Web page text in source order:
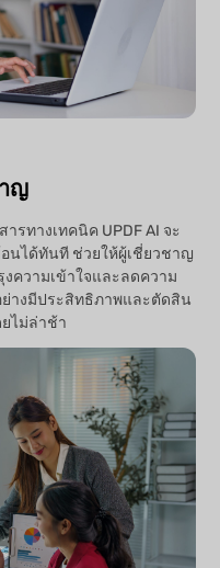
ญ
รทางเทคนิค UPDF AI จะ
นได้ทันที ช่วยให้ผู้เชี่ยวชาญ
งความเข้าใจและลดความ
ย่างมีประสิทธิภาพและตัดสิน
ไม่ล่าช้า